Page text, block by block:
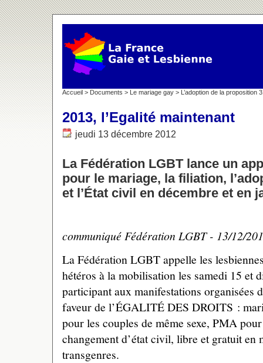
Accueil > Documents > Le mariage gay > L’adoption de la proposition
2013, l’Egalité maintenant
jeudi 13 décembre 2012
La Fédération LGBT lance un
pour le mariage, la filiation,
et l’État civil en décembre et en
communiqué Fédération LGBT - 13/12/
La Fédération LGBT appelle les
hétéros à la mobilisation les samedi 15 et
participant aux manifestations organisées
faveur de l’ÉGALITÉ DES DROITS :
pour les couples de même sexe, PMA
changement d’état civil, libre et gratuit en
transgenres.